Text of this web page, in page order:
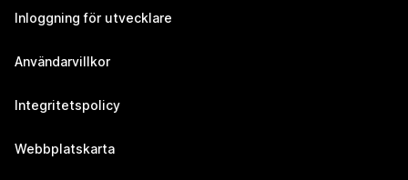
Inloggning för utvecklare
Användarvillkor
Integritetspolicy
Webbplatskarta